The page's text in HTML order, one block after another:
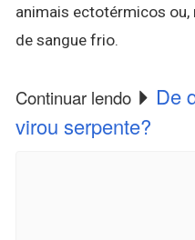
animais ectotérmicos ou,
de sangue frio.
Continuar lendo
De
virou serpente?